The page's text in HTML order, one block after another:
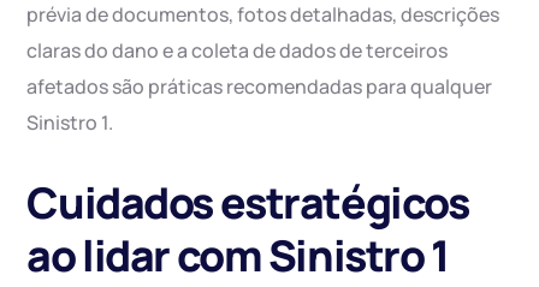
prévia de documentos, fotos detalhadas, descrições
claras do dano e a coleta de dados de terceiros
afetados são práticas recomendadas para qualquer
Sinistro 1.
Cuidados estratégicos
ao lidar com Sinistro 1